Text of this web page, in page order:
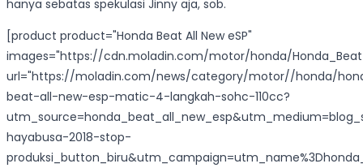
hanya sebatas spekulasi Jinny aja, sob.
[product product="Honda Beat All New eSP"
images="https://cdn.moladin.com/motor/honda/
url="https://moladin.com/news/category/motor//honda/
beat-all-new-esp-matic-4-langkah-sohc-110cc?
hayabusa-2018-stop-